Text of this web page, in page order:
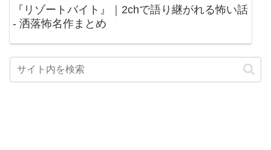
『リゾートバイト』｜2chで語り継がれる怖い話
- 洒落怖名作まとめ